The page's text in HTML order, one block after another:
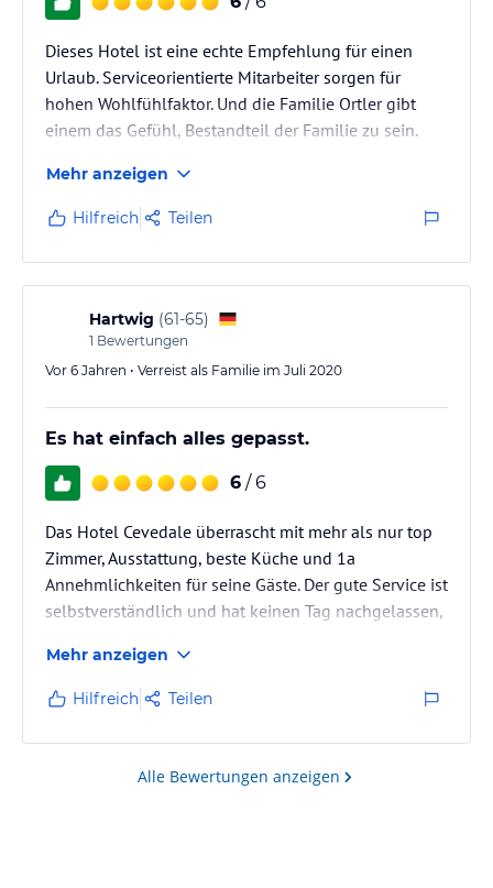
Dieses Hotel ist eine echte Empfehlung für einen
Urlaub. Serviceorientierte Mitarbeiter sorgen für
hohen Wohlfühlfaktor. Und die Familie Ortler gibt
einem das Gefühl, Bestandteil der Familie zu sein.
Gaumen aber auch für das Auge. Der Wellness-
Bereich ist neu gestaltet und der perfekte Abschluss
nach einem Skitag. Ich werde definitiv
wiederkommen und auch Freunden dieses Hotel
weiterempfehlen.
Mehr anzeigen
Hilfreich Teilen
Hartwig (61-65)
1 Bewertungen
Vor 6 Jahren • Verreist als Familie im Juli 2020
Es hat einfach alles gepasst.
6 / 6
Das Hotel Cevedale überrascht mit mehr als nur top
Zimmer, Ausstattung, beste Küche und 1a
Annehmlichkeiten für seine Gäste. Der gute Service ist
selbstverständlich und hat keinen Tag nachgelassen,
Hotel Cevedale kann rund herum nur empfohlen
werden. Die Umsetzung der Hygienevorschriften zum
Thema Covid-19 war immer präsent.
Mehr anzeigen
Hilfreich Teilen
Alle Bewertungen anzeigen